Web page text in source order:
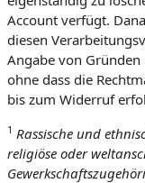
Account verfügt.
diesen
Angabe von
ohne dass die
bis zum Widerruf
1 Rassische und
religiöse oder